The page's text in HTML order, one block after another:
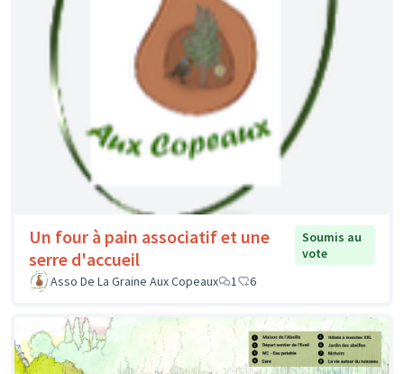
Un four à pain associatif et une
serre d'accueil
Soumis au
vote
Asso De La Graine Aux Copeaux
1 6